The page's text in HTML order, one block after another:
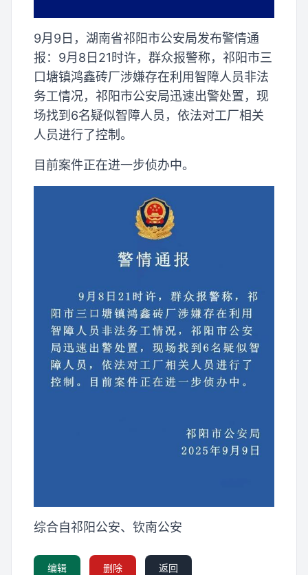
9月9日，湖南省祁阳市公安局发布警情通
报：9月8日21时许，群众报警称，祁阳市三
口塘镇鸿鑫砖厂涉嫌存在利用智障人员非法
务工情况，祁阳市公安局迅速出警处置，现
场找到6名疑似智障人员，依法对工厂相关
人员进行了控制。
目前案件正在进一步侦办中。
综合自祁阳公安、钦南公安
编辑 删除 返回